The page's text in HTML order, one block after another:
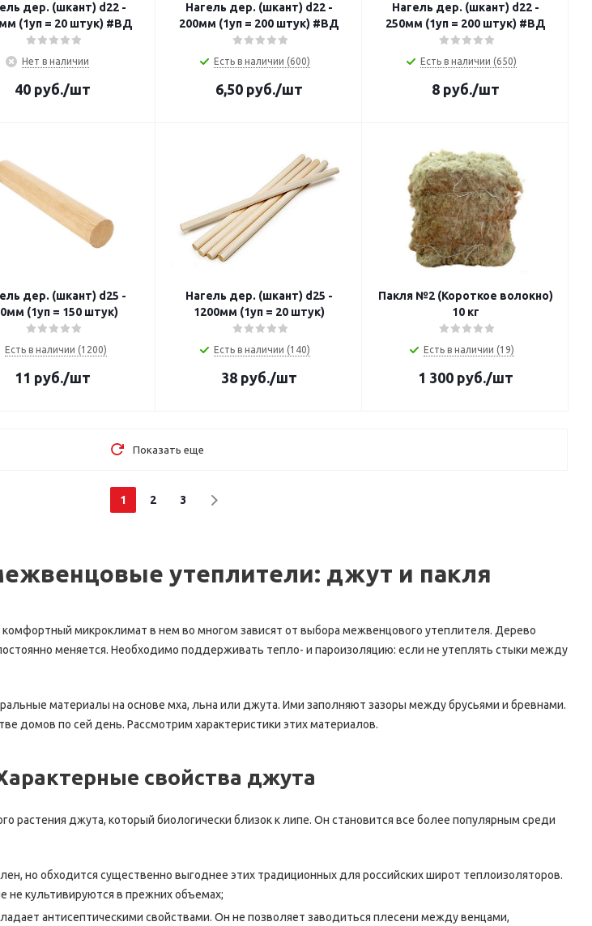
дер. (шкант) d22 -
(1уп = 20 штук) #ВД
Нет в наличии
40руб./шт
Нагель дер. (шкант) d22 -
200мм (1уп = 200 штук) #ВД
Есть в наличии (600)
6,50руб./шт
Нагель дер. (шкант) d22 -
250мм (1уп = 200 штук) #ВД
Есть в наличии (650)
8руб./шт
дер. (шкант) d25 -
(1уп = 150 штук)
Есть в наличии (1200)
11 руб./шт
Нагель дер. (шкант) d25 -
1200мм (1уп = 20 штук)
Есть в наличии (140)
38руб./шт
Пакля №2 (Короткое волокно)
10 кг
Есть в наличии (19)
1 300руб./шт
Показать еще
1 2 3
утеплители: джут и пакля
микроклимат в нем во многом зависят от выбора межвенцового утеплителя. Дерево
меняется. Необходимо поддерживать тепло- и пароизоляцию: если не утеплять стыки между
материалы на основе мха, льна или джута. Ими заполняют зазоры между брусьями и бревнами.
домов по сей день. Рассмотрим характеристики этих материалов.
свойства джута
растения джута, который биологически близок к липе. Он становится все более популярным среди
но обходится существенно выгоднее этих традиционных для российских широт теплоизоляторов.
не культивируются в прежних объемах;
антисептическими свойствами. Он не позволяет заводиться плесени между венцами,